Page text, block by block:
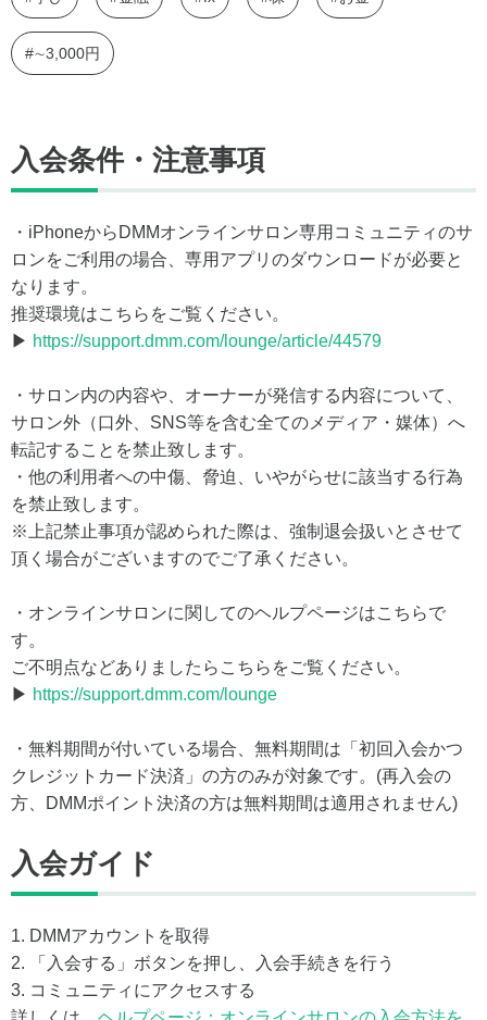
#∼3,000円
入会条件・注意事項
・iPhoneからDMMオンラインサロン専用コミュニティのサ
ロンをご利用の場合、専用アプリのダウンロードが必要と
なります。
推奨環境はこちらをご覧ください。
▶ https://support.dmm.com/lounge/article/44579
・サロン内の内容や、オーナーが発信する内容について、
サロン外（口外、SNS等を含む全てのメディア・媒体）へ
転記することを禁止致します。
・他の利用者への中傷、脅迫、いやがらせに該当する行為
を禁止致します。
※上記禁止事項が認められた際は、強制退会扱いとさせて
頂く場合がございますのでご了承ください。
・オンラインサロンに関してのヘルプページはこちらで
す。
ご不明点などありましたらこちらをご覧ください。
▶ https://support.dmm.com/lounge
・無料期間が付いている場合、無料期間は「初回入会かつ
クレジットカード決済」の方のみが対象です。(再入会の
方、DMMポイント決済の方は無料期間は適用されません)
入会ガイド
1. DMMアカウントを取得
2. 「入会する」ボタンを押し、入会手続きを行う
3. コミュニティにアクセスする